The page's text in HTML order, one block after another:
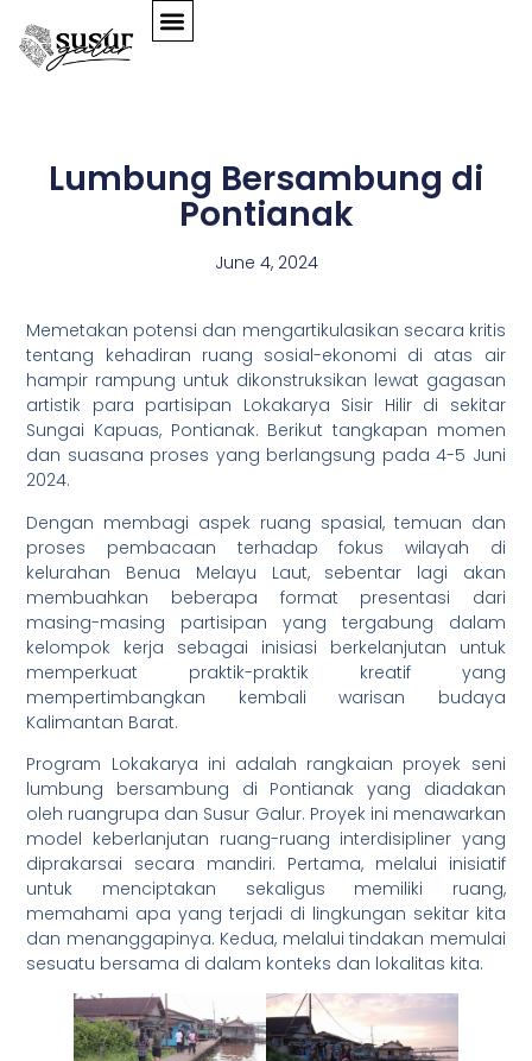
Lumbung Bersambung di
Pontianak
June 4, 2024
Memetakan potensi dan mengartikulasikan secara kritis
tentang kehadiran ruang sosial-ekonomi di atas air
hampir rampung untuk dikonstruksikan lewat gagasan
artistik para partisipan Lokakarya Sisir Hilir di sekitar
Sungai Kapuas, Pontianak. Berikut tangkapan momen
dan suasana proses yang berlangsung pada 4-5 Juni
2024.
Dengan membagi aspek ruang spasial, temuan dan
proses pembacaan terhadap fokus wilayah di
kelurahan Benua Melayu Laut, sebentar lagi akan
membuahkan beberapa format presentasi dari
masing-masing partisipan yang tergabung dalam
kelompok kerja sebagai inisiasi berkelanjutan untuk
memperkuat praktik-praktik kreatif yang
mempertimbangkan kembali warisan budaya
Kalimantan Barat.
Program Lokakarya ini adalah rangkaian proyek seni
lumbung bersambung di Pontianak yang diadakan
oleh ruangrupa dan Susur Galur. Proyek ini menawarkan
model keberlanjutan ruang-ruang interdisipliner yang
diprakarsai secara mandiri. Pertama, melalui inisiatif
untuk menciptakan sekaligus memiliki ruang,
memahami apa yang terjadi di lingkungan sekitar kita
dan menanggapinya. Kedua, melalui tindakan memulai
sesuatu bersama di dalam konteks dan lokalitas kita.